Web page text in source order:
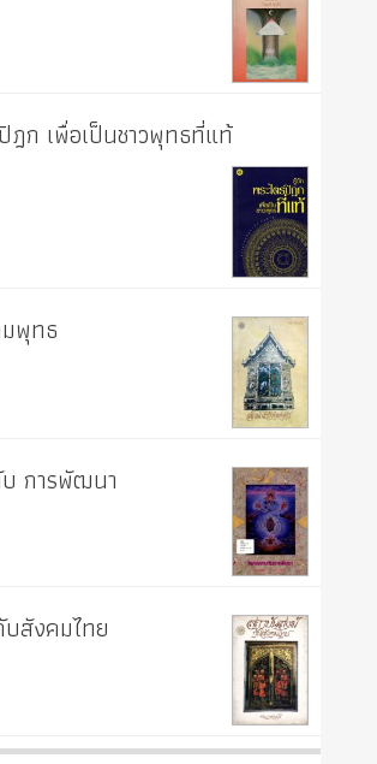
ฎก เพื่อเป็นชาวพุทธที่แท้
พุทธ
การพัฒนา
สังคมไทย